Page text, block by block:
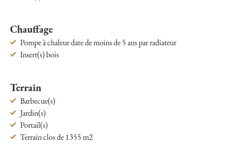
Chauffage
Pompe à chaleur date de moins de 5 ans par radiateur
Insert(s) bois
Terrain
Barbecue(s)
Jardin(s)
Portail(s)
Terrain clos de 1355 m2